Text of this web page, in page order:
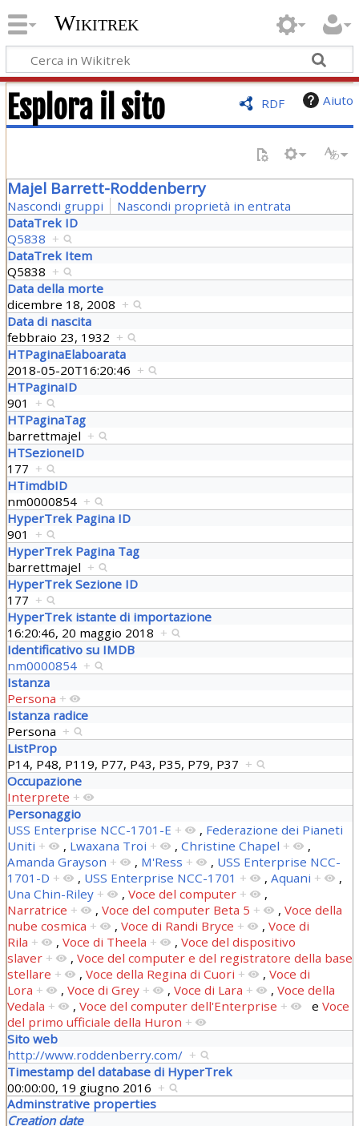
Wikitrek
RDF Aiuto
Esplora il sito
Majel Barrett-Roddenberry
Nascondi gruppi
Nascondi proprietà in entrata
DataTrek ID
Q5838 +
DataTrek Item
Q5838 +
Data della morte
dicembre 18, 2008 +
Data di nascita
febbraio 23, 1932 +
HTPaginaElaboarata
2018-05-20T16:20:46 +
HTPaginaID
901 +
HTPaginaTag
barrettmajel +
HTSezioneID
177 +
HTimdbID
nm0000854 +
HyperTrek Pagina ID
901 +
HyperTrek Pagina Tag
barrettmajel +
HyperTrek Sezione ID
177 +
HyperTrek istante di importazione
16:20:46, 20 maggio 2018 +
Identificativo su IMDB
nm0000854 +
Istanza
Persona +
Istanza radice
Persona +
ListProp
P14, P48, P119, P77, P43, P35, P79, P37 +
Occupazione
Interprete +
Personaggio
USS Enterprise NCC-1701-E + , Federazione dei Pianeti
Uniti + , Lwaxana Troi + , Christine Chapel +
,
Amanda Grayson + , M'Ress + , USS Enterprise NCC-
1701-D + , USS Enterprise NCC-1701 + , Aquani +
,
Una Chin-Riley + , Voce del computer +
,
Narratrice + , Voce del computer Beta 5 + , Voce della
nube cosmica + , Voce di Randi Bryce + , Voce di
Rila + , Voce di Theela + , Voce del dispositivo
slaver + , Voce del computer e del registratore della base
stellare + , Voce della Regina di Cuori + , Voce di
Lora + , Voce di Grey + , Voce di Lara + , Voce della
Vedala + , Voce del computer dell'Enterprise + e Voce
del primo ufficiale della Huron +
Sito web
http://www.roddenberry.com/ +
Timestamp del database di HyperTrek
00:00:00, 19 giugno 2016 +
Adminstrative properties
Creation date